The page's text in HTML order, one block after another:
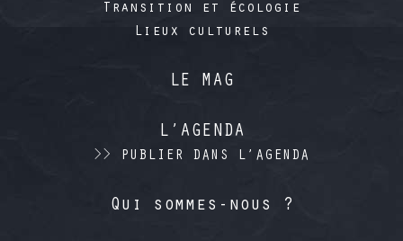
Transition et écologie
Lieux culturels
LE MAG
L’AGENDA
>> PUBLIER DANS L’AGENDA
Qui sommes-nous ?